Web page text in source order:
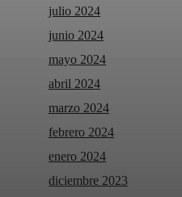
julio 2024
junio 2024
mayo 2024
abril 2024
marzo 2024
febrero 2024
enero 2024
diciembre 2023